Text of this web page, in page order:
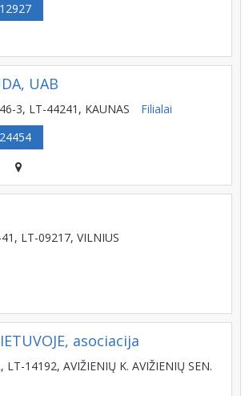
UAB
3, LT-44241, KAUNAS
Filialai
LT-09217, VILNIUS
asociacija
LT-14192, AVIŽIENIŲ K. AVIŽIENIŲ SEN.